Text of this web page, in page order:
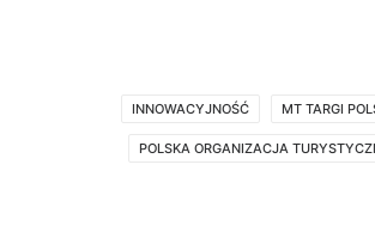
INNOWACYJNOŚĆ MT TARGI
POLSKA ORGANIZACJA